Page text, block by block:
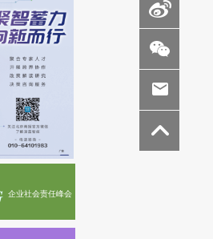
企业社会责任峰会